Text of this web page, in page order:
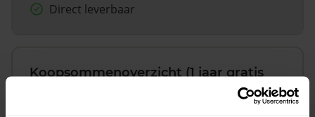
Direct leverbaar
Koopsommenoverzicht (1 jaar gratis